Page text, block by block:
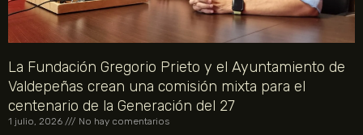
La Fundación Gregorio Prieto y el Ayuntamiento de
Valdepeñas crean una comisión mixta para el
centenario de la Generación del 27
1 julio, 2026 No hay comentarios